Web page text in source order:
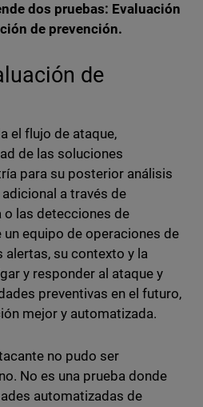
dos pruebas: Evaluación
de prevención.
de
el flujo de ataque,
de las soluciones
para su posterior análisis
a través de
o las detecciones de
un equipo de operaciones de
su contexto y la
y responder al ataque y
preventivas en el futuro,
mejor y automatizada.
no pudo ser
No es una prueba donde
automatizadas de